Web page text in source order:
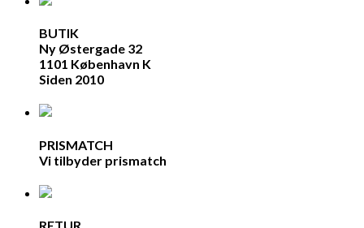
BUTIK
Ny Østergade 32
1101 København K
Siden 2010
PRISMATCH
Vi tilbyder prismatch